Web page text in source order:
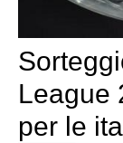
League
per le